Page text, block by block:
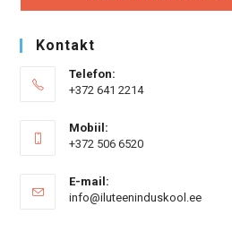
Kontakt
Telefon:
+372 641 2214
Mobiil:
+372 506 6520
E-mail:
info@iluteeninduskool.eeOpens